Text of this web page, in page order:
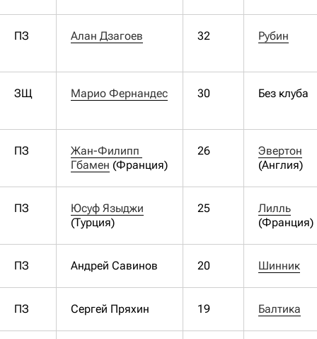
ПЗ Алан Дзагоев 32 Рубин
ЗЩ Марио Фернандес 30 Без клуба
ПЗ
Жан-Филипп
Гбамен (Франция)
26
Эвертон
(Англия)
ПЗ
Юсуф Языджи
(Турция)
25
Лилль
(Франция)
ПЗ Андрей Савинов 20 Шинник
ПЗ Сергей Пряхин 19 Балтика